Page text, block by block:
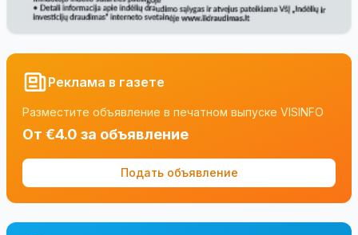
Реклама в газете
Разместите объявление в печатном выпуске VISINFO
От €4.0 за объявление
Подать объявление